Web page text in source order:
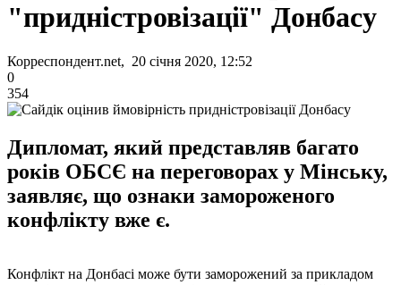
"придністровізації" Донбасу
Корреспондент.net, 20 січня 2020, 12:52
0
354
Дипломат, який представляв багато
років ОБСЄ на переговорах у Мінську,
заявляє, що ознаки замороженого
конфлікту вже є.
Конфлікт на Донбасі може бути заморожений за прикладом